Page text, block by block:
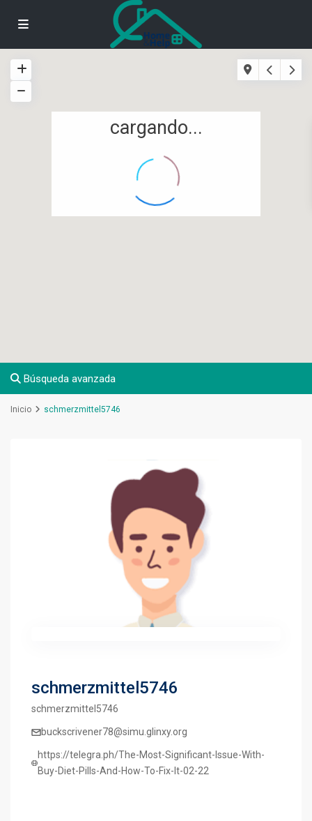
cargando...
Búsqueda avanzada
Inicio schmerzmittel5746
schmerzmittel5746
schmerzmittel5746
buckscrivener78@simu.glinxy.org
https://telegra.ph/The-Most-Significant-Issue-With-
Buy-Diet-Pills-And-How-To-Fix-It-02-22